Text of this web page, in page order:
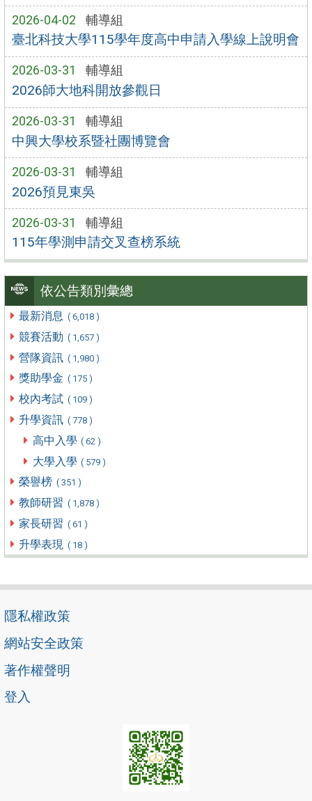
2026-04-02 輔導組
臺北科技大學115學年度高中申請入學線上說明會
2026-03-31 輔導組
2026師大地科開放參觀日
2026-03-31 輔導組
中興大學校系暨社團博覽會
2026-03-31 輔導組
2026預見東吳
2026-03-31 輔導組
115年學測申請交叉查榜系統
依公告類別彙總
最新消息 ( 6,018 )
競賽活動 ( 1,657 )
營隊資訊 ( 1,980 )
獎助學金 ( 175 )
校內考試 ( 109 )
升學資訊 ( 778 )
高中入學 ( 62 )
大學入學 ( 579 )
榮譽榜 ( 351 )
教師研習 ( 1,878 )
家長研習 ( 61 )
升學表現 ( 18 )
隱私權政策
網站安全政策
著作權聲明
登入